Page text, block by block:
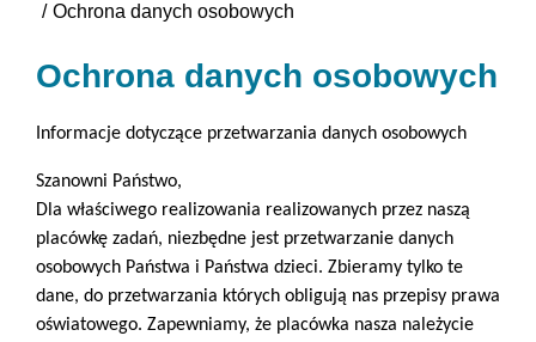
Ochrona danych osobowych
Ochrona danych osobowych
Informacje dotyczące przetwarzania danych osobowych
Szanowni Państwo,
Dla właściwego realizowania realizowanych przez naszą
placówkę zadań, niezbędne jest przetwarzanie danych
osobowych Państwa i Państwa dzieci. Zbieramy tylko te
dane, do przetwarzania których obligują nas przepisy prawa
oświatowego. Zapewniamy, że placówka nasza należycie